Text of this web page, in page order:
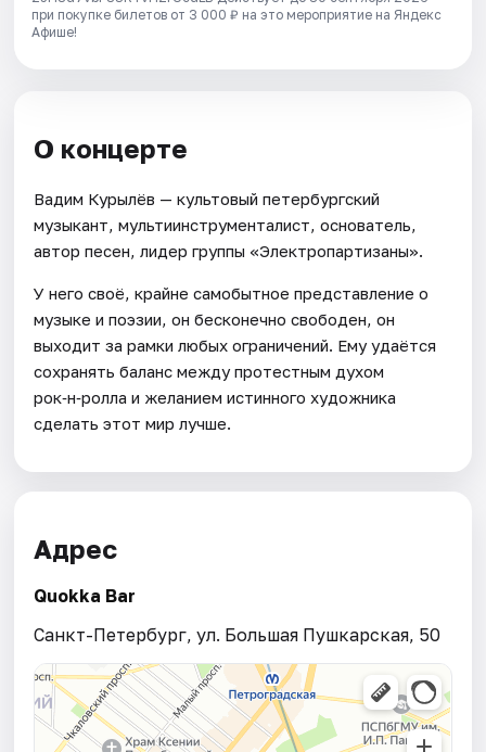
при покупке билетов от 3 000 ₽ на это мероприятие на Яндекс
Афише!
О концерте
Вадим Курылёв — культовый петербургский
музыкант, мультиинструменталист, основатель,
автор песен, лидер группы «Электропартизаны».
У него своё, крайне самобытное представление о
музыке и поэзии, он бесконечно свободен, он
выходит за рамки любых ограничений. Ему удаётся
сохранять баланс между протестным духом
рок‑н‑ролла и желанием истинного художника
сделать этот мир лучше.
Адрес
Quokka Bar
Санкт-Петербург, ул. Большая Пушкарская, 50